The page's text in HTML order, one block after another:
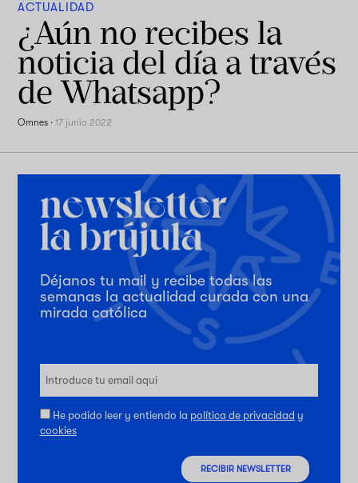
ACTUALIDAD
¿Aún no recibes la
noticia del día a través
de Whatsapp?
Omnes ·17 junio 2022
Déjanos tu mail y recibe todas las
semanas la actualidad curada con una
mirada católica
He podido leer y entiendo la política de privacidad y
cookies
RECIBIR NEWSLETTER